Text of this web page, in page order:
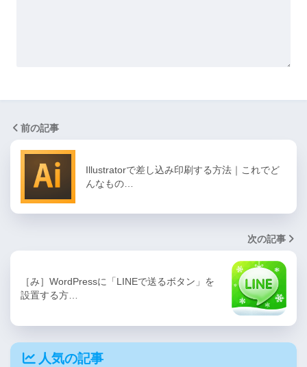
前の記事
Illustratorで差し込み印刷する方法｜これでど
んなもの…
次の記事
［み］WordPressに「LINEで送るボタン」を
設置する方…
人気の記事